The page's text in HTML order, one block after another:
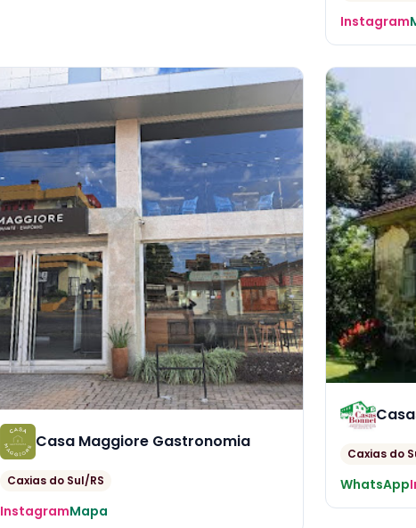
Instagram
Casa Maggiore Gastronomia
Caxias do Sul/RS
InstagramMapa
Caxias do
WhatsApp